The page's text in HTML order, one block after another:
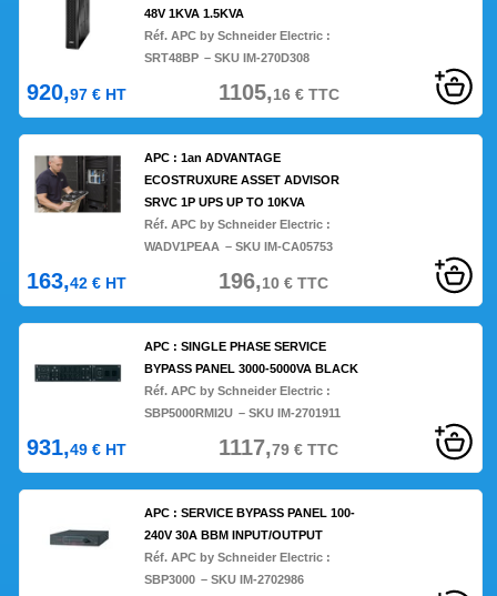
48V 1KVA 1.5KVA
Réf. APC by Schneider Electric :
SRT48BP – SKU IM-270D308
920,97 € HT 1105,16€TTC
APC : 1an ADVANTAGE
ECOSTRUXURE ASSET ADVISOR
SRVC 1P UPS UP TO 10KVA
Réf. APC by Schneider Electric :
WADV1PEAA – SKU IM-CA05753
163,42 € HT 196,10€TTC
APC : SINGLE PHASE SERVICE
BYPASS PANEL 3000-5000VA BLACK
Réf. APC by Schneider Electric :
SBP5000RMI2U – SKU IM-2701911
931,49 € HT 1117,79€TTC
APC : SERVICE BYPASS PANEL 100-
240V 30A BBM INPUT/OUTPUT
Réf. APC by Schneider Electric :
SBP3000 – SKU IM-2702986